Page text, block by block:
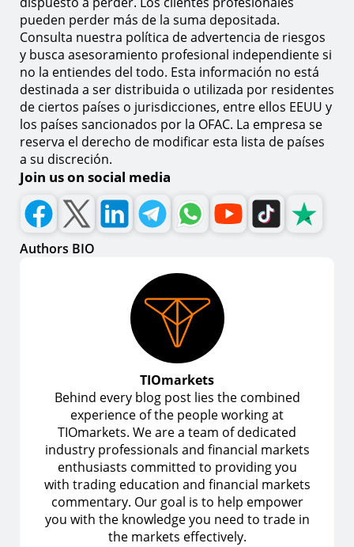
pueden perder más de la suma depositada.
Consulta nuestra política de advertencia de riesgos
y busca asesoramiento profesional independiente si
no la entiendes del todo. Esta información no está
destinada a ser distribuida o utilizada por residentes
de ciertos países o jurisdicciones, entre ellos EEUU y
los países sancionados por la OFAC. La empresa se
reserva el derecho de modificar esta lista de países
a su discreción.
Join us on social media
Authors BIO
TIOmarkets
Behind every blog post lies the combined
experience of the people working at
TIOmarkets. We are a team of dedicated
industry professionals and financial markets
enthusiasts committed to providing you
with trading education and financial markets
commentary. Our goal is to help empower
you with the knowledge you need to trade in
the markets effectively.